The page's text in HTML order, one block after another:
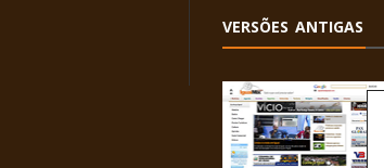
VERSÕES ANTIGAS